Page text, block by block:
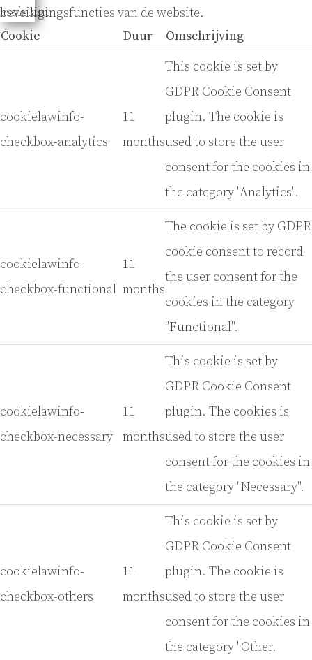
beveiligingsfuncties van de website.
Cookie
Duur Omschrijving
cookielawinfo-
checkbox-analytics
11
months
This cookie is set by
GDPR Cookie Consent
plugin. The cookie is
used to store the user
consent for the cookies in
the category "Analytics".
cookielawinfo-
checkbox-functional
11
months
The cookie is set by GDPR
cookie consent to record
the user consent for the
cookies in the category
"Functional".
cookielawinfo-
checkbox-necessary
11
months
This cookie is set by
GDPR Cookie Consent
plugin. The cookies is
used to store the user
consent for the cookies in
the category "Necessary".
cookielawinfo-
checkbox-others
11
months
This cookie is set by
GDPR Cookie Consent
plugin. The cookie is
used to store the user
consent for the cookies in
the category "Other.